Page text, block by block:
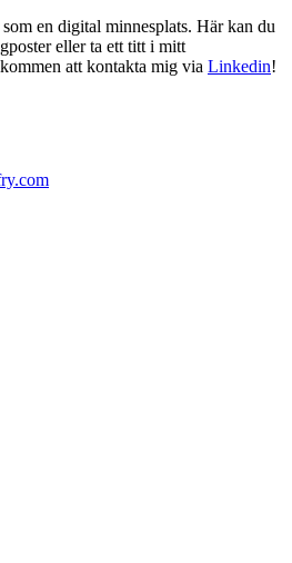
en digital minnesplats. Här kan du
eller ta ett titt i mitt
att kontakta mig via Linkedin!